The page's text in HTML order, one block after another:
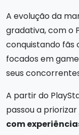
A evolução da
gradativa, com o
conquistando fãs
focados em
seus
A partir do
passou a priorizar
com